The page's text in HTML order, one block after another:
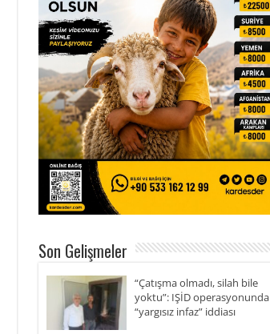
Son Gelişmeler
“Çatışma olmadı, silah bile
yoktu”: IŞİD operasyonunda
“yargısız infaz” iddiası